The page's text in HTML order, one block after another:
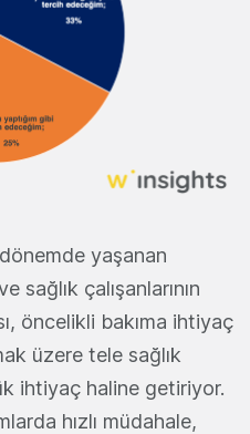
yaşanan
sağlık çalışanlarının
öncelikli bakıma ihtiyaç
üzere tele sağlık
ihtiyaç haline getiriyor.
hızlı müdahale,